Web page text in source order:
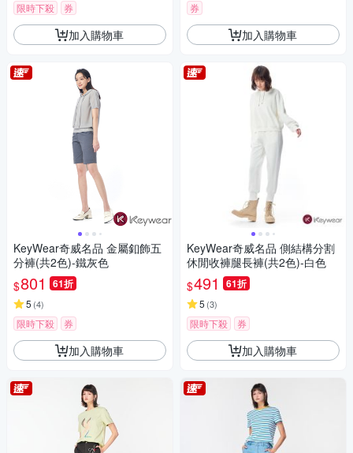
限時下殺 券
加入購物車
KeyWear奇威名品 金屬釦飾五
分褲(共2色)-鐵灰色
$801 61折
5 (4)
限時下殺 券
加入購物車
券
加入購物車
KeyWear奇威名品 側結構分割
休閒收褲腿長褲(共2色)-白色
$491 61折
5 (3)
限時下殺 券
加入購物車